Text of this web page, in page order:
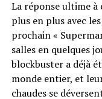
La réponse ultime à
plus en plus avec
prochain «
salles en quelques
blockbuster a déjà
monde entier, et
chaudes se